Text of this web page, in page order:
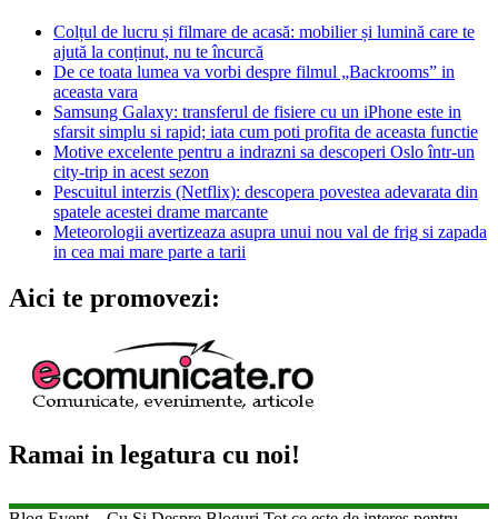
Colțul de lucru și filmare de acasă: mobilier și lumină care te
ajută la conținut, nu te încurcă
De ce toata lumea va vorbi despre filmul „Backrooms” in
aceasta vara
Samsung Galaxy: transferul de fisiere cu un iPhone este in
sfarsit simplu si rapid; iata cum poti profita de aceasta functie
Motive excelente pentru a indrazni sa descoperi Oslo într-un
city-trip in acest sezon
Pescuitul interzis (Netflix): descopera povestea adevarata din
spatele acestei drame marcante
Meteorologii avertizeaza asupra unui nou val de frig si zapada
in cea mai mare parte a tarii
Aici te promovezi:
Ramai in legatura cu noi!